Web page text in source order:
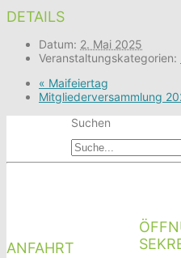
DETAILS
Datum: 2. Mai 2025
Veranstaltungskategorien:
« Maifeiertag
Mitgliederversammlung
Suchen
ANFAHRT